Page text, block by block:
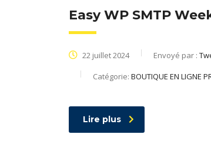
Easy WP SMTP
22 juillet 2024 Envoyé par :
Catégorie: BOUTIQUE EN LIGNE
Lire plus